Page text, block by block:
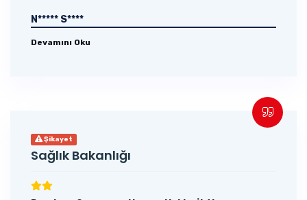
N***** S****
Devamını Oku
Şikayet
Sağlık Bakanlığı